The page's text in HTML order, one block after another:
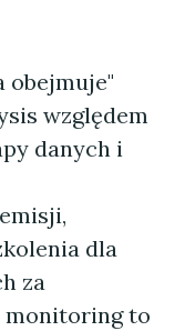
obejmuje"
względem
danych i
dla
za
monitoring to